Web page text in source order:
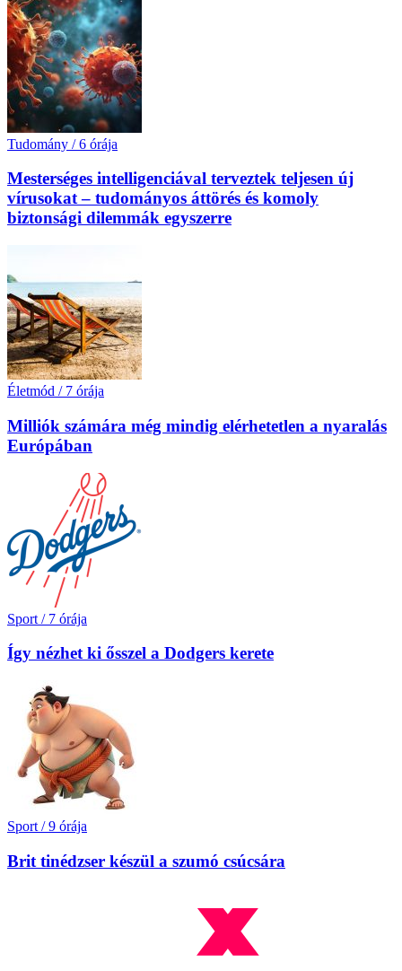
Tudomány / 6 órája
Mesterséges intelligenciával terveztek teljesen új
vírusokat – tudományos áttörés és komoly
biztonsági dilemmák egyszerre
Életmód / 7 órája
Milliók számára még mindig elérhetetlen a nyaralás
Európában
Sport / 7 órája
Így nézhet ki ősszel a Dodgers kerete
Sport / 9 órája
Brit tinédzser készül a szumó csúcsára